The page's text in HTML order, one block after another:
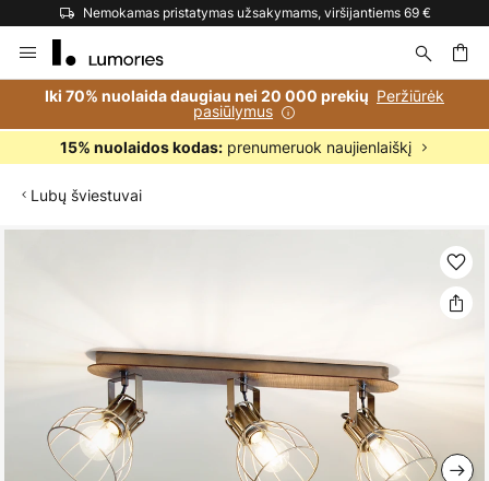
Nemokamas pristatymas užsakymams, viršijantiems 69 €
to
Content
Iki 70% nuolaida daugiau nei 20 000 prekių Peržiūrėk
pasiūlymus
15% nuolaidos kodas:prenumeruok naujienlaiškį
Lubų šviestuvai
gallery